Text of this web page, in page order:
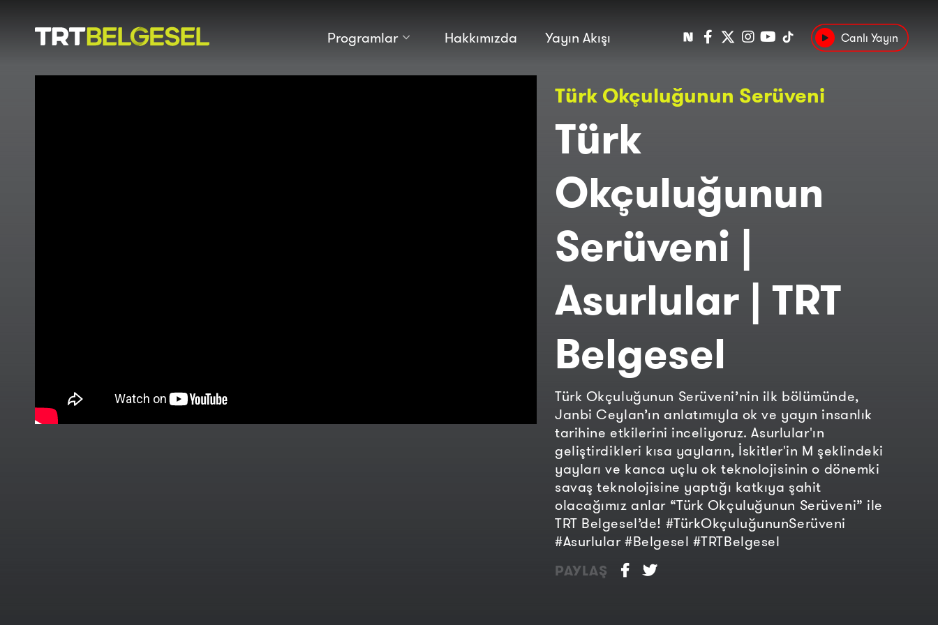
Programlar
Doğa
Macera
Popüler
Kültür
Tarih
Hakkımızda Yayın Akışı Canlı Yayın
Türk Okçuluğunun Serüveni
Türk
Okçuluğunun
Serüveni |
Asurlular | TRT
Belgesel
Türk Okçuluğunun Serüveni’nin ilk bölümünde,
Janbi Ceylan’ın anlatımıyla ok ve yayın insanlık
tarihine etkilerini inceliyoruz. Asurlular'ın
geliştirdikleri kısa yayların, İskitler'in M şeklindeki
yayları ve kanca uçlu ok teknolojisinin o dönemki
savaş teknolojisine yaptığı katkıya şahit
olacağımız anlar “Türk Okçuluğunun Serüveni” ile
TRT Belgesel’de! #TürkOkçuluğununSerüveni
#Asurlular #Belgesel #TRTBelgesel
PAYLAŞ